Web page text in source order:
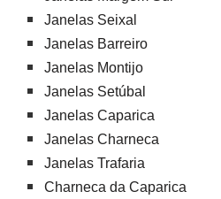
Janelas Seixal
Janelas Barreiro
Janelas Montijo
Janelas Setúbal
Janelas Caparica
Janelas Charneca
Janelas Trafaria
Charneca da Caparica